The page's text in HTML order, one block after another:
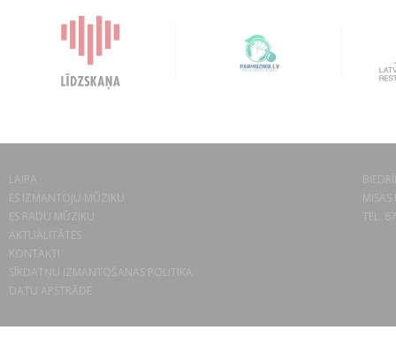
LAIPA
ES IZMANTOJU MŪZIKU
ES RADU MŪZIKU
AKTUALITĀTES
KONTAKTI
SĪKDATŅU IZMANTOŠANAS POLITIKA
DATU APSTRĀDE
TEL.